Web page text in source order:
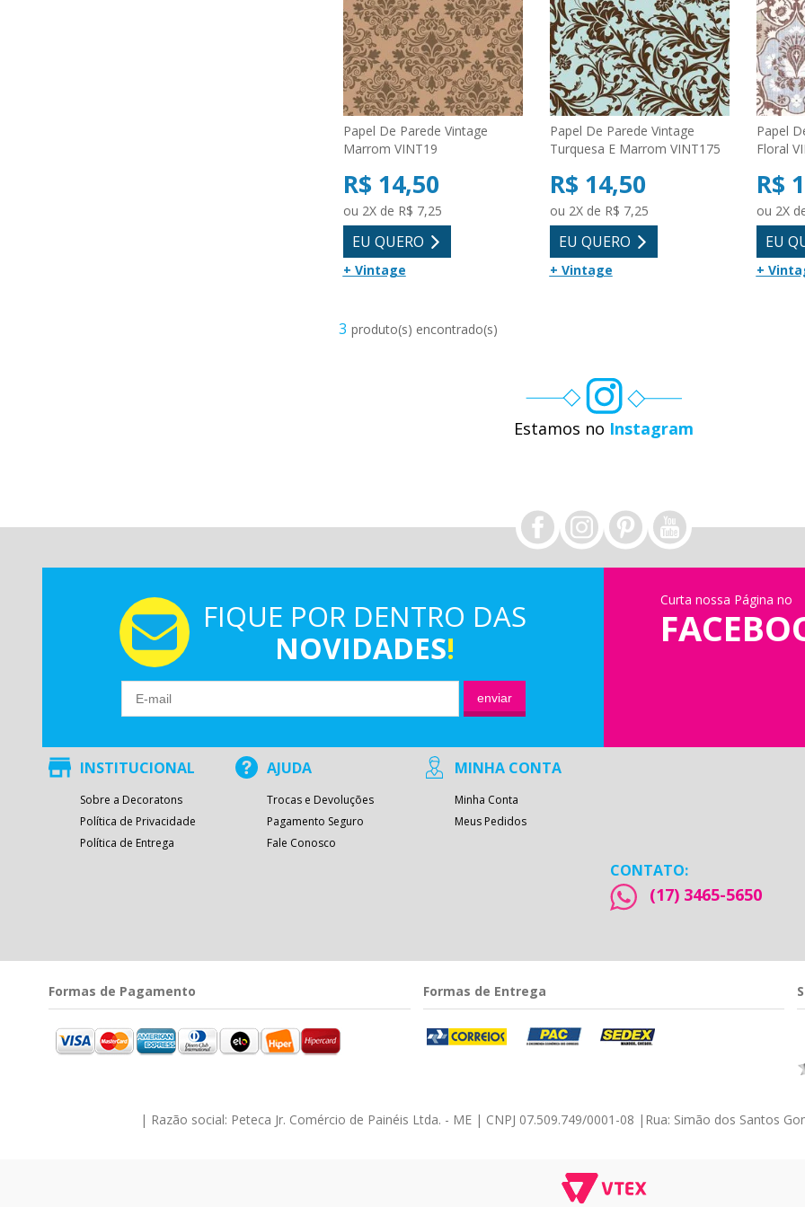
Papel De Parede Vintage
Marrom VINT19
R$ 14,50
ou 2X de R$ 7,25
EU QUERO
+ Vintage
Papel De Parede Vintage
Turquesa E Marrom VINT175
R$ 14,50
ou 2X de R$ 7,25
EU QUERO
+ Vintage
Papel
Floral
R$
ou 2X
EU
+
3
Estamos no Instagram
FIQUE POR DENTRO DAS
NOVIDADES!
enviar
INSTITUCIONAL
Sobre a Decoratons
Política de Privacidade
Política de Entrega
AJUDA
Trocas e Devoluções
Pagamento Seguro
Fale Conosco
MINHA CONTA
Minha Conta
Meus Pedidos
Curta nossa Página no
CONTATO:
(17) 3465-5650
Formas de Pagamento Formas de Entrega
| Razão social: Peteca Jr. Comércio de Painéis Ltda. - ME | CNPJ 07.509.749/0001-08 | Rua: Simão dos Santos